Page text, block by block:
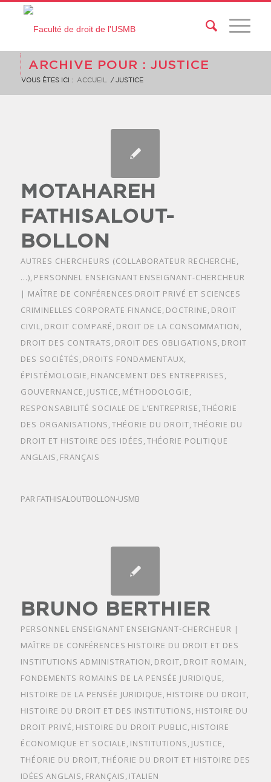
ARCHIVE POUR : JUSTICE
VOUS ÊTES ICI : ACCUEIL / JUSTICE
MOTAHAREH
FATHISALOUT-
BOLLON
AUTRES CHERCHEURS (COLLABORATEUR RECHERCHE,
...), PERSONNEL ENSEIGNANT ENSEIGNANT-CHERCHEUR
| MAÎTRE DE CONFÉRENCES DROIT PRIVÉ ET SCIENCES
CRIMINELLES CORPORATE FINANCE, DOCTRINE, DROIT
CIVIL, DROIT COMPARÉ, DROIT DE LA CONSOMMATION,
DROIT DES CONTRATS, DROIT DES OBLIGATIONS, DROIT
DES SOCIÉTÉS, DROITS FONDAMENTAUX,
ÉPISTÉMOLOGIE, FINANCEMENT DES ENTREPRISES,
GOUVERNANCE, JUSTICE, MÉTHODOLOGIE,
RESPONSABILITÉ SOCIALE DE L'ENTREPRISE,THÉORIE
DES ORGANISATIONS,THÉORIE DU DROIT,THÉORIE DU
DROIT ET HISTOIRE DES IDÉES,THÉORIE POLITIQUE
ANGLAIS, FRANÇAIS
PAR FATHISALOUTBOLLON-USMB
BRUNO BERTHIER
PERSONNEL ENSEIGNANT ENSEIGNANT-CHERCHEUR |
MAÎTRE DE CONFÉRENCES HISTOIRE DU DROIT ET DES
INSTITUTIONS ADMINISTRATION, DROIT, DROIT ROMAIN,
FONDEMENTS ROMAINS DE LA PENSÉE JURIDIQUE,
HISTOIRE DE LA PENSÉE JURIDIQUE, HISTOIRE DU DROIT,
HISTOIRE DU DROIT ET DES INSTITUTIONS, HISTOIRE DU
DROIT PRIVÉ, HISTOIRE DU DROIT PUBLIC, HISTOIRE
ÉCONOMIQUE ET SOCIALE, INSTITUTIONS, JUSTICE,
THÉORIE DU DROIT,THÉORIE DU DROIT ET HISTOIRE DES
IDÉES ANGLAIS, FRANÇAIS, ITALIEN